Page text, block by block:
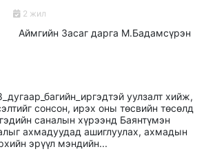
2 жил
Аймгийн Засаг дарга М.Бадамсүрэн
уулзалт хийж,
сонсон, ирэх оны төсвийн төсөлд
саналын хүрээнд Баянтүмэн
ахмадуудад ашиглуулах, ахмадын
эрүүл мэндийн...